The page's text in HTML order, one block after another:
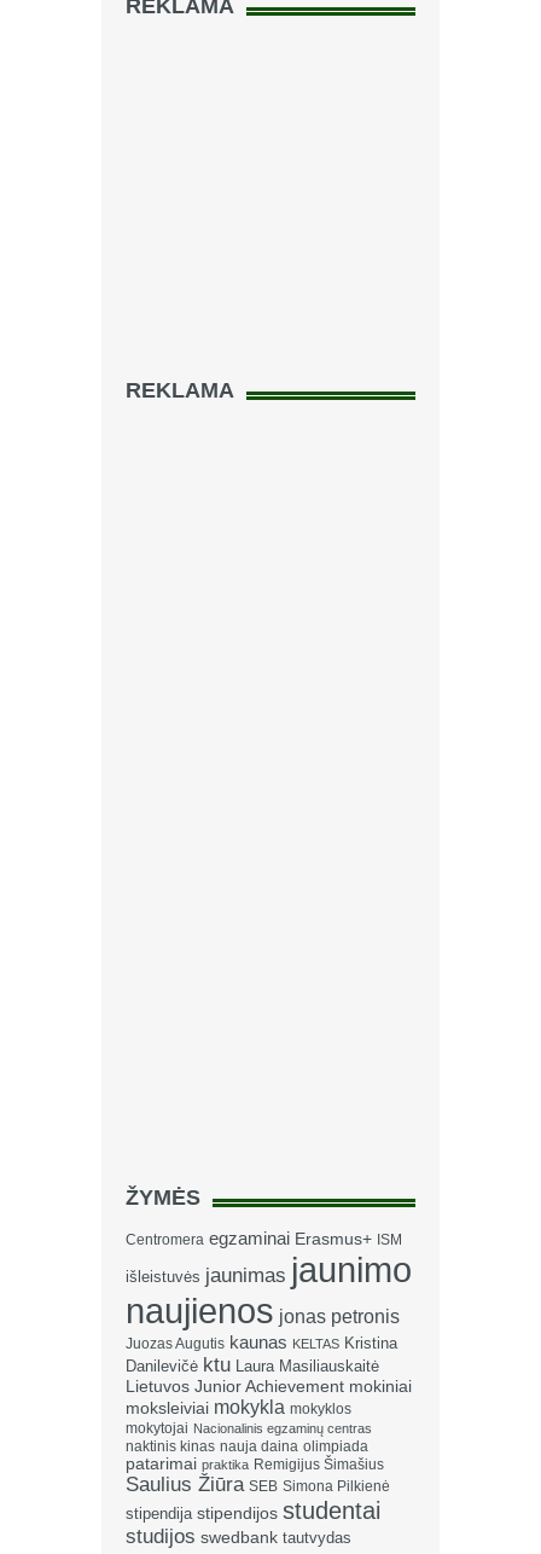
REKLAMA
REKLAMA
ŽYMĖS
Centromera egzaminai Erasmus+ ISM
išleistuvės jaunimas jaunimo
naujienos jonas petronis
Juozas Augutis kaunas KELTAS Kristina
Danilevičė ktu Laura Masiliauskaitė
Lietuvos Junior Achievement mokiniai
moksleiviai mokykla mokyklos
mokytojai Nacionalinis egzaminų centras
naktinis kinas nauja daina olimpiada
patarimai praktika Remigijus Šimašius
Saulius Žiūra SEB Simona Pilkienė
stipendija stipendijos studentai
studijos swedbank tautvydas